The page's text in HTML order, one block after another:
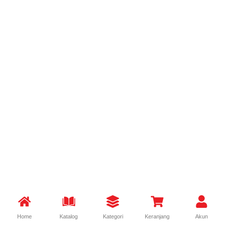
Home Katalog Kategori Keranjang Akun